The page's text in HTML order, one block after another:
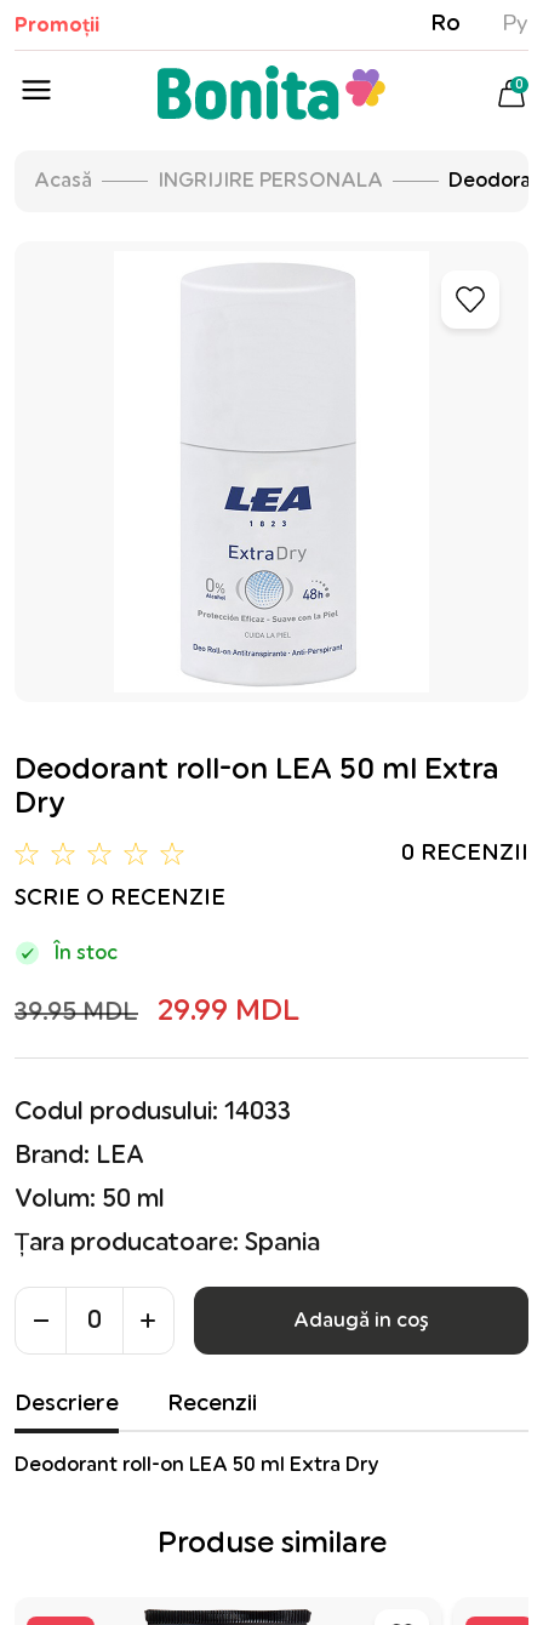
Promoții Ro Ру
0
Acasă INGRIJIRE PERSONALA
Deodorant roll-on LEA 50 ml Extra
Dry
0 RECENZII
SCRIE O RECENZIE
În stoc
39.95 MDL 29.99 MDL
Codul produsului: 14033
Brand: LEA
Volum: 50 ml
Țara producatoare: Spania
Adaugă in coş
Descriere Recenzii
Deodorant roll-on LEA 50 ml Extra Dry
Produse similare